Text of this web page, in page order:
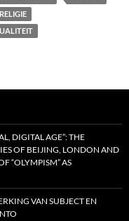
RELIGIE
DIGITAL AGE”: THE
OF BEIJING, LONDON AND
“OLYMPISM” AS
VAN SUBJECT EN